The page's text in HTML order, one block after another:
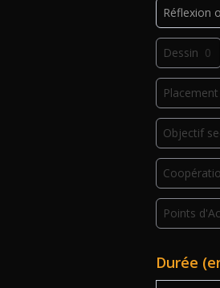
Réflexion
Dessin 0
Placement
Objectif
Points
Durée